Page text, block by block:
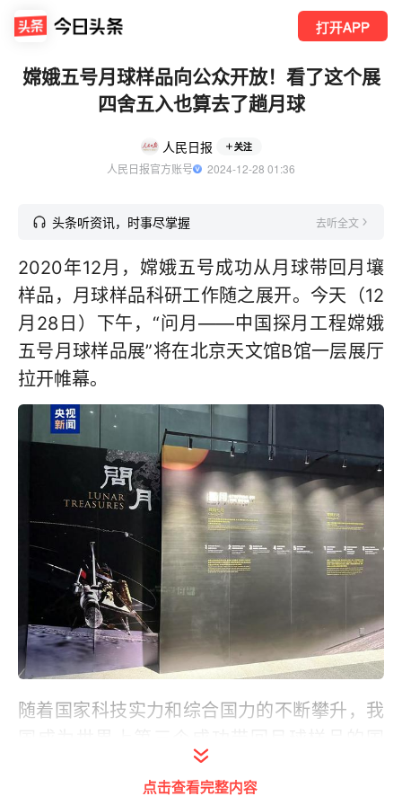
打开APP
嫦娥五号月球样品向公众开放！看了这个展
四舍五入也算去了趟月球
人民日报 关注
人民日报官方账号
  2024-12-28 01:36
头条听资讯，时事尽掌握 去听全文
2020年12月，嫦娥五号成功从月球带回月壤
样品，月球样品科研工作随之展开。今天（12
月28日）下午，“问月——中国探月工程嫦娥
五号月球样品展”将在北京天文馆B馆一层展厅
拉开帷幕。
随着国家科技实力和综合国力的不断攀升，我
家，实现了我国及人类探月史上里程碑式的跨
越，公众得以近距离接触由我国自主带回的月
点击查看完整内容